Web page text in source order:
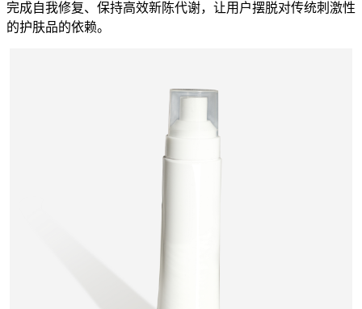
完成自我修复、保持高效新陈代谢，让用户摆脱对传统刺激性
的护肤品的依赖。